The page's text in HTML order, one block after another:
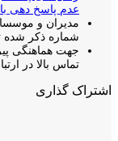
عدم پاسخ دهی
مدیران و
شماره ذکر شده
جهت هماهنگی
تماس بالا در
اشتراک گذاری